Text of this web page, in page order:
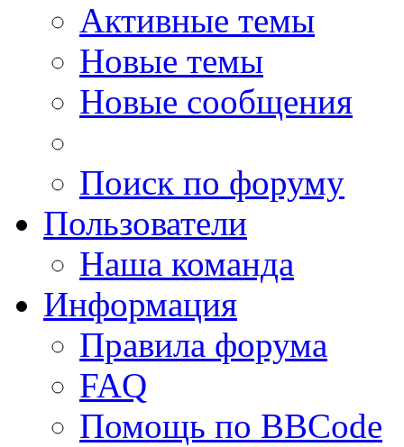
Активные темы
Новые темы
Новые сообщения
Поиск по форуму
Пользователи
Наша команда
Информация
Правила форума
FAQ
Помощь по BBCode